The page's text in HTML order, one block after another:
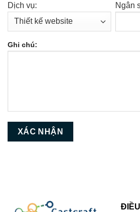
Dịch vụ: Ngân
Ghi chú: